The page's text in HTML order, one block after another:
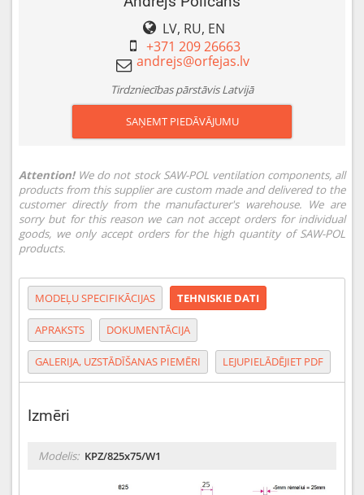
LV, RU, EN
+371 209 26663
Tirdzniecības pārstāvis Latvijā
SAŅEMT PIEDĀVĀJUMU
Attention!We do not stock SAW-POL ventilation components, all
products from this supplier are custom made and delivered to the
customer directly from the manufacturer's warehouse. We are
sorry but for this reason we can not accept orders for individual
goods, we only accept orders for the high quantity of SAW-POL
products.
MODEĻU SPECIFIKĀCIJAS TEHNISKIE DATI
APRAKSTS DOKUMENTĀCIJA
GALERIJA, UZSTĀDĪŠANAS PIEMĒRI LEJUPIELĀDĒJIET PDF
Izmēri
Modelis: KPZ/825x75/W1